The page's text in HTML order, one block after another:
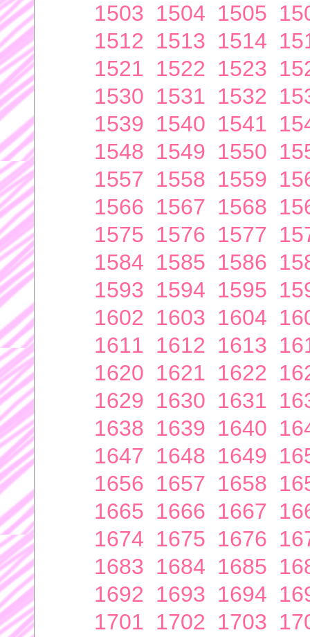
1503 1504 1505
1512 1513 1514
1521 1522 1523
1530 1531 1532
1539 1540 1541
1548 1549 1550
1557 1558 1559
1566 1567 1568
1575 1576 1577
1584 1585 1586
1593 1594 1595
1602 1603 1604
1611 1612 1613
1620 1621 1622
1629 1630 1631
1638 1639 1640
1647 1648 1649
1656 1657 1658
1665 1666 1667
1674 1675 1676
1683 1684 1685
1692 1693 1694
1701 1702 1703